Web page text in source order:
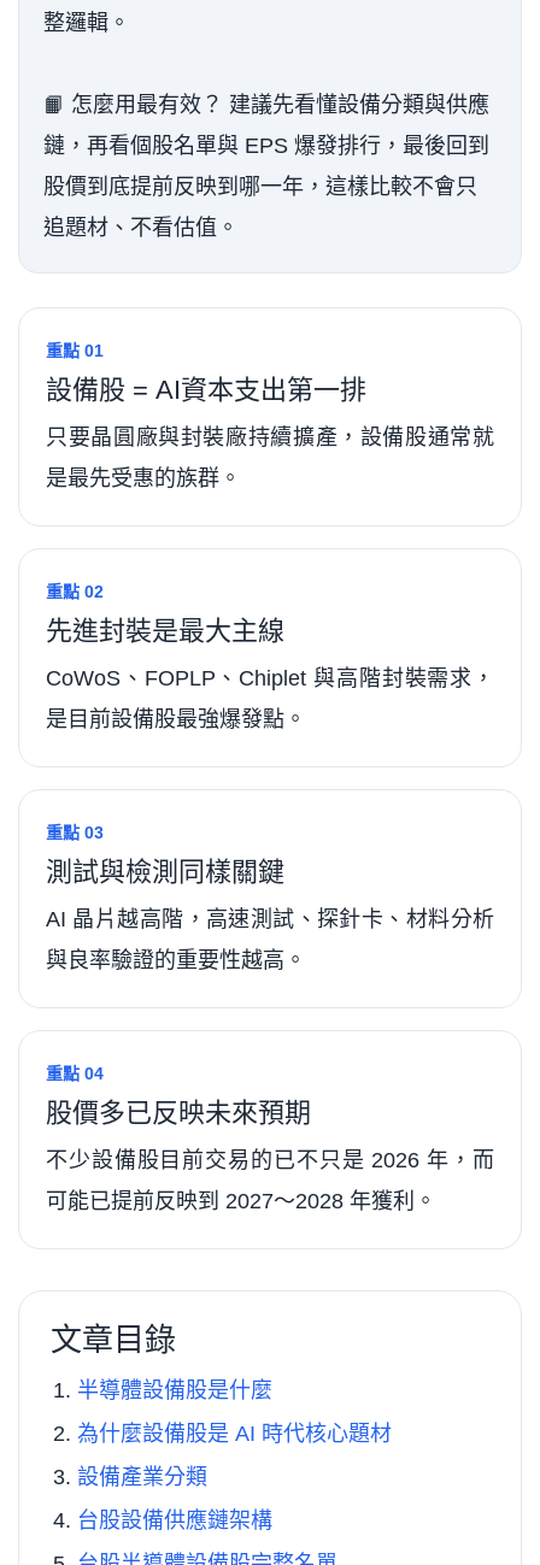
整邏輯。
📙 怎麼用最有效？ 建議先看懂設備分類與供應
鏈，再看個股名單與 EPS 爆發排行，最後回到
股價到底提前反映到哪一年，這樣比較不會只
追題材、不看估值。
重點 01
設備股 = AI資本支出第一排
只要晶圓廠與封裝廠持續擴產，設備股通常就
是最先受惠的族群。
重點 02
先進封裝是最大主線
CoWoS、FOPLP、Chiplet 與高階封裝需求，
是目前設備股最強爆發點。
重點 03
測試與檢測同樣關鍵
AI 晶片越高階，高速測試、探針卡、材料分析
與良率驗證的重要性越高。
重點 04
股價多已反映未來預期
不少設備股目前交易的已不只是 2026 年，而
可能已提前反映到 2027～2028 年獲利。
文章目錄
半導體設備股是什麼
為什麼設備股是 AI 時代核心題材
設備產業分類
台股設備供應鏈架構